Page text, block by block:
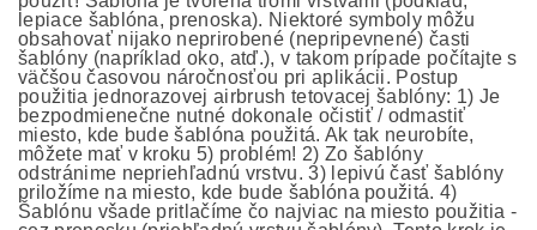
lepiace šablóna, prenoska). Niektoré symboly môžu
obsahovať nijako neprirobené (nepripevnené) časti
šablóny (napríklad oko, atď.), v takom prípade počítajte s
väčšou časovou náročnosťou pri aplikácii. Postup
použitia jednorazovej airbrush tetovacej šablóny: 1) Je
bezpodmienečne nutné dokonale očistiť / odmastiť
miesto, kde bude šablóna použitá. Ak tak neurobíte,
môžete mať v kroku 5) problém! 2) Zo šablóny
odstránime nepriehľadnú vrstvu. 3) lepivú časť šablóny
priložíme na miesto, kde bude šablóna použitá. 4)
Šablónu všade pritlačíme čo najviac na miesto použitia -